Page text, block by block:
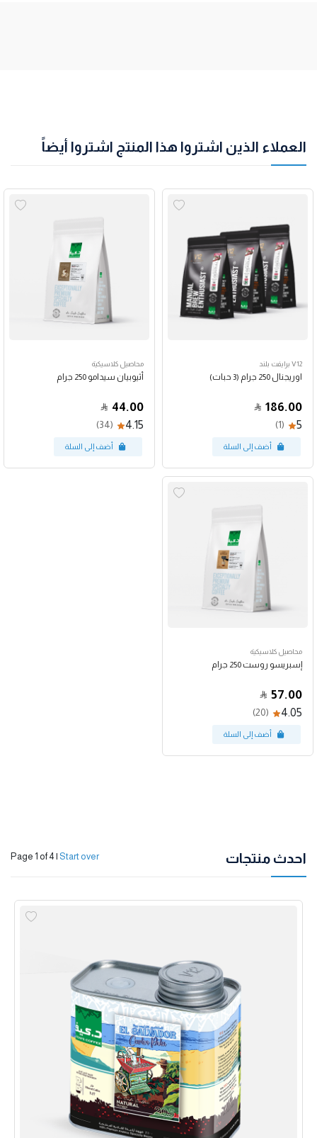
العملاء الذين اشتروا هذا المنتج اشتروا أيضاً
V12 برايفت بلند
اوريجنال 250 جرام (3 حبات)
186.00
5
(1)
محاصيل كلاسيكية
أثيوبيان سيدامو 250 جرام
44.00
4.15
(34)
محاصيل كلاسيكية
إسبريسو روست 250 جرام
57.00
4.05
(20)
احدث منتجات Page 1 of 4 | Start over